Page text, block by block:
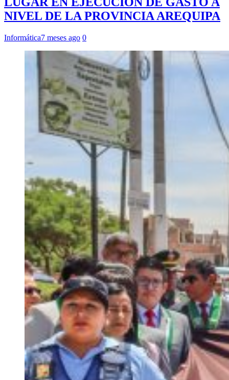
NIVEL DE LA PROVINCIA AREQUIPA
Informática7 meses ago 0